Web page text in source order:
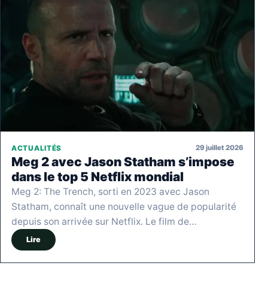
ACTUALITÉS 29 juillet 2026
Meg 2 avec Jason Statham s’impose
dans le top 5 Netflix mondial
Meg 2: The Trench, sorti en 2023 avec Jason
Statham, connaît une nouvelle vague de popularité
depuis son arrivée sur Netflix. Le film de…
Lire